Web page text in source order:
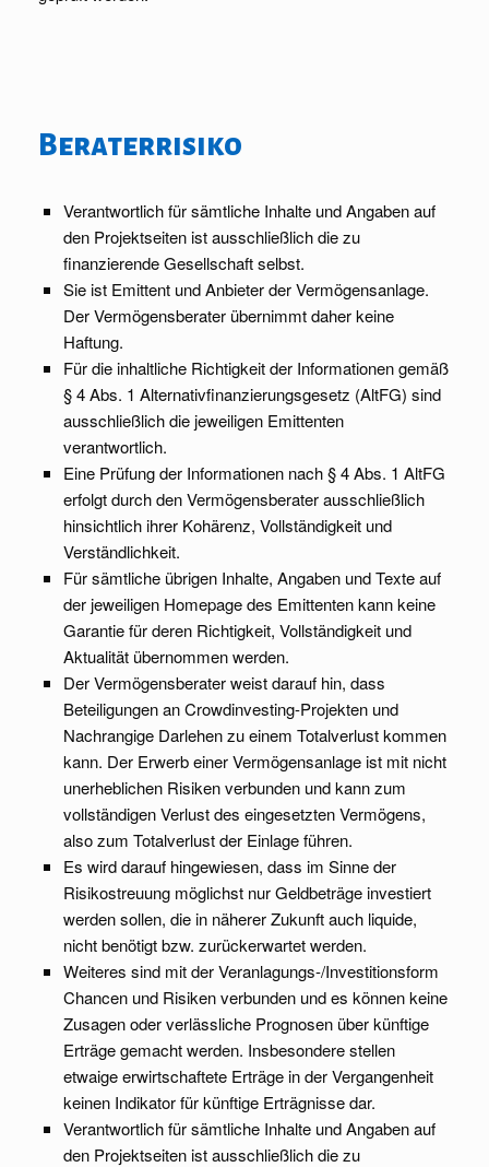
Beraterrisiko
Verantwortlich für sämtliche Inhalte und Angaben auf
den Projektseiten ist ausschließlich die zu
ﬁnanzierende Gesellschaft selbst.
Sie ist Emittent und Anbieter der Vermögensanlage.
Der Vermögensberater übernimmt daher keine
Haftung.
Für die inhaltliche Richtigkeit der Informationen gemäß
§ 4 Abs. 1 Alternativﬁnanzierungsgesetz (AltFG) sind
ausschließlich die jeweiligen Emittenten
verantwortlich.
Eine Prüfung der Informationen nach § 4 Abs. 1 AltFG
erfolgt durch den Vermögensberater ausschließlich
hinsichtlich ihrer Kohärenz, Vollständigkeit und
Verständlichkeit.
Für sämtliche übrigen Inhalte, Angaben und Texte auf
der jeweiligen Homepage des Emittenten kann keine
Garantie für deren Richtigkeit, Vollständigkeit und
Aktualität übernommen werden.
Der Vermögensberater weist darauf hin, dass
Beteiligungen an Crowdinvesting-Projekten und
Nachrangige Darlehen zu einem Totalverlust kommen
kann. Der Erwerb einer Vermögensanlage ist mit nicht
unerheblichen Risiken verbunden und kann zum
vollständigen Verlust des eingesetzten Vermögens,
also zum Totalverlust der Einlage führen.
Es wird darauf hingewiesen, dass im Sinne der
Risikostreuung möglichst nur Geldbeträge investiert
werden sollen, die in näherer Zukunft auch liquide,
nicht benötigt bzw. zurückerwartet werden.
Weiteres sind mit der Veranlagungs-/Investitionsform
Chancen und Risiken verbunden und es können keine
Zusagen oder verlässliche Prognosen über künftige
Erträge gemacht werden. Insbesondere stellen
etwaige erwirtschaftete Erträge in der Vergangenheit
keinen Indikator für künftige Erträgnisse dar.
Verantwortlich für sämtliche Inhalte und Angaben auf
den Projektseiten ist ausschließlich die zu